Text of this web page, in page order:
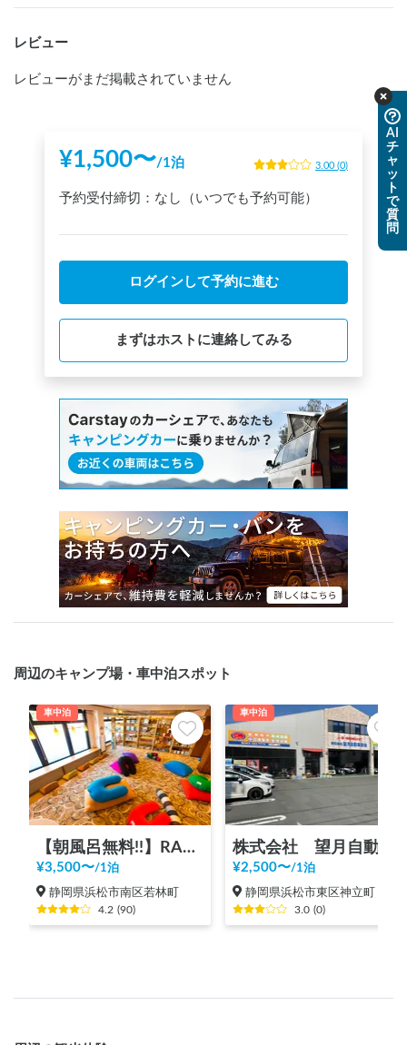
レビュー
レビューがまだ掲載されていません
¥1,500〜/1泊 3.00 (0)
予約受付締切： なし（いつでも予約可能）
ログインして予約に進む
まずはホストに連絡してみる
周辺のキャンプ場・車中泊スポット
車中泊
【朝風呂無料!!】RAKU SPA Cafe 浜松 | 一日中くつろげる/カフェ/コミック・雑誌読み放題/コワーキングスペース/浜松最大級タワーサウナ
¥3,500〜/1泊
静岡県浜松市南区若林町
4.2 (90)
車中泊
¥2,500〜/1泊
静岡県浜松市東区神立町
3.0 (0)
AI
チ
ャ
ッ
ト
で
質
問